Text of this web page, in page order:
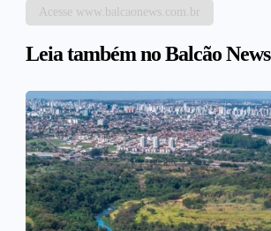
Acesse www.balcaonews.com.br
Leia também no Balcão News